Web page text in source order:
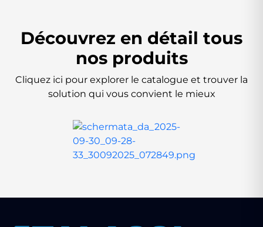
Découvrez en détail tous
nos produits
Cliquez ici pour explorer le catalogue et trouver la
solution qui vous convient le mieux